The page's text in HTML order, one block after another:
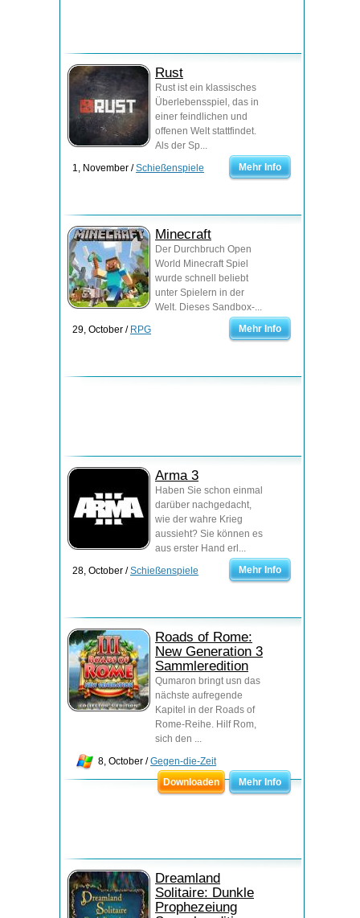
Rust
Rust ist ein klassisches
Überlebensspiel, das in
einer feindlichen und
offenen Welt stattfindet.
Als der Sp...
1, November /Schießenspiele Mehr Info
Minecraft
Der Durchbruch Open
World Minecraft Spiel
wurde schnell beliebt
unter Spielern in der
Welt. Dieses Sandbox-...
29, October / RPG Mehr Info
Arma 3
Haben Sie schon einmal
darüber nachgedacht,
wie der wahre Krieg
aussieht? Sie können es
aus erster Hand erl...
28, October /Schießenspiele Mehr Info
Roads of Rome:
New Generation 3
Sammleredition
Qumaron bringt usn das
nächste aufregende
Kapitel in der Roads of
Rome-Reihe. Hilf Rom,
sich den ...
8, October /Gegen-die-Zeit
Downloaden
Mehr Info
Dreamland
Solitaire: Dunkle
Prophezeiung